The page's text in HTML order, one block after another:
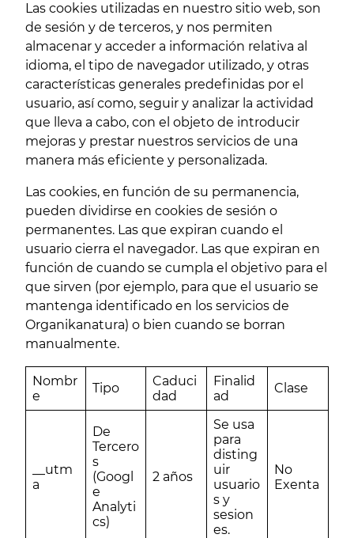
Las cookies utilizadas en nuestro sitio web, son
de sesión y de terceros, y nos permiten
almacenar y acceder a información relativa al
idioma, el tipo de navegador utilizado, y otras
características generales predefinidas por el
usuario, así como, seguir y analizar la actividad
que lleva a cabo, con el objeto de introducir
mejoras y prestar nuestros servicios de una
manera más eficiente y personalizada.
Las cookies, en función de su permanencia,
pueden dividirse en cookies de sesión o
permanentes. Las que expiran cuando el
usuario cierra el navegador. Las que expiran en
función de cuando se cumpla el objetivo para el
que sirven (por ejemplo, para que el usuario se
mantenga identificado en los servicios de
Organikanatura) o bien cuando se borran
manualmente.
Nombr
e
Tipo
Caduci
dad
Finalid
ad
Clase
__utm
a
De
Tercero
s
(Googl
e
Analyti
cs)
2 años
Se usa
para
disting
uir
usuario
s y
sesion
es.
No
Exenta